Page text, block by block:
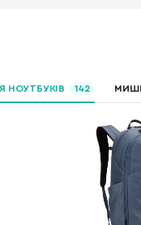
НОУТБУКІВ 142 МИШІ